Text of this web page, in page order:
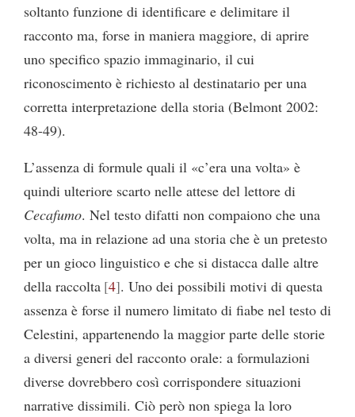
soltanto funzione di identificare e delimitare il
racconto ma, forse in maniera maggiore, di aprire
uno specifico spazio immaginario, il cui
riconoscimento è richiesto al destinatario per una
corretta interpretazione della storia (Belmont 2002:
48-49).
L’assenza di formule quali il «c’era una volta» è
quindi ulteriore scarto nelle attese del lettore di
Cecafumo. Nel testo difatti non compaiono che una
volta, ma in relazione ad una storia che è un pretesto
per un gioco linguistico e che si distacca dalle altre
della raccolta 4 . Uno dei possibili motivi di questa
assenza è forse il numero limitato di fiabe nel testo di
Celestini, appartenendo la maggior parte delle storie
a diversi generi del racconto orale: a formulazioni
diverse dovrebbero così corrispondere situazioni
narrative dissimili. Ciò però non spiega la loro